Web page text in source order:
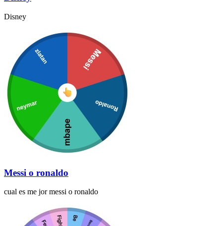
Disney
Messi o ronaldo
cual es me jor messi o ronaldo